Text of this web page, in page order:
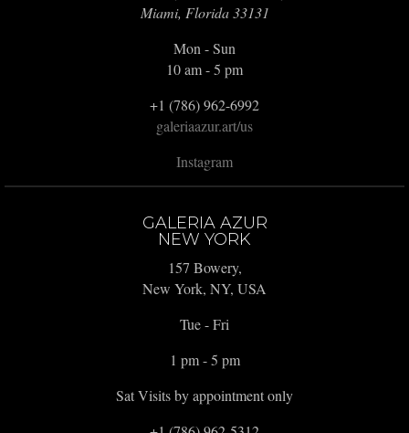
Miami, Florida 33131
Mon - Sun
10 am - 5 pm
+1 (786) 962-6992
galeriaazur.art/us
Instagram
GALERIA AZUR
NEW YORK
157 Bowery,
New York, NY, USA
Tue - Fri
1 pm - 5 pm
Sat Visits by appointment only